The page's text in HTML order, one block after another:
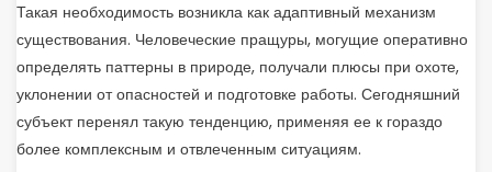
Такая необходимость возникла как адаптивный механизм
существования. Человеческие пращуры, могущие оперативно
определять паттерны в природе, получали плюсы при охоте,
уклонении от опасностей и подготовке работы. Сегодняшний
субъект перенял такую тенденцию, применяя ее к гораздо
более комплексным и отвлеченным ситуациям.